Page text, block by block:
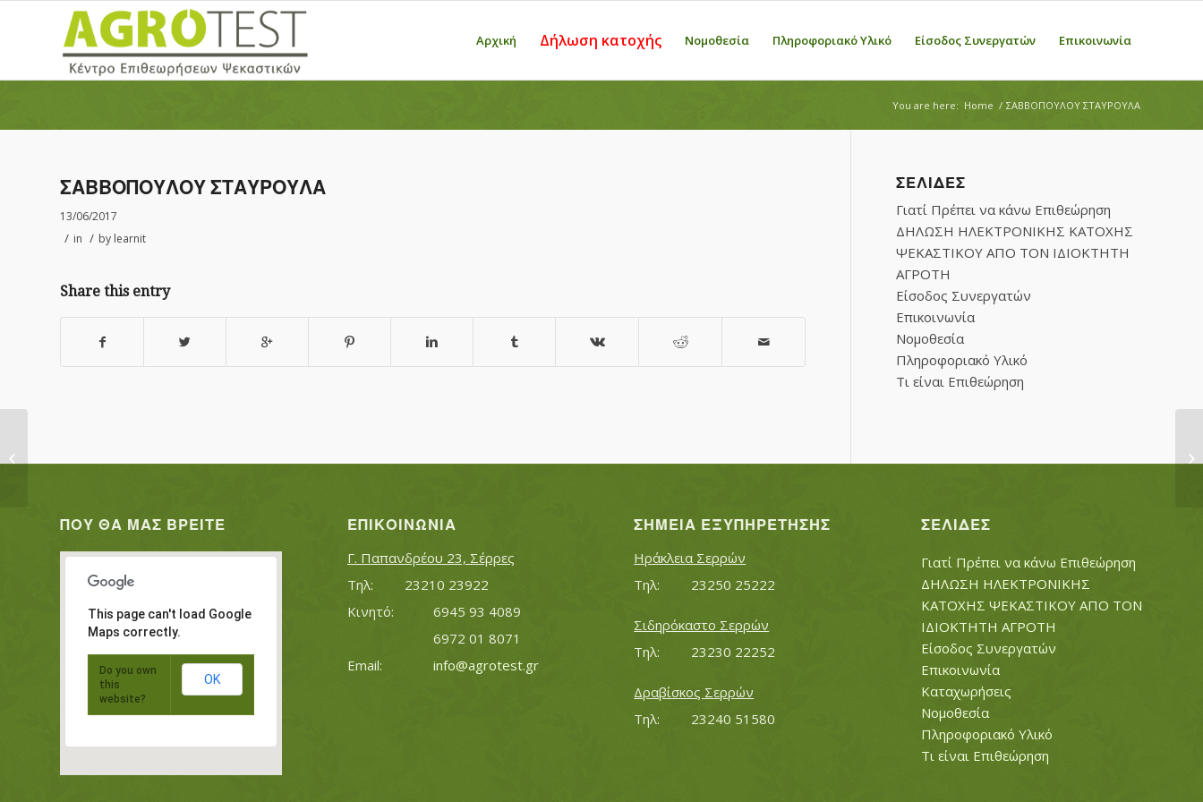
Αρχική Δήλωση κατοχής Νομοθεσία Πληροφοριακό Υλικό Είσοδος Συνεργατών Επικοινωνία
You are here: Home / ΣΑΒΒΟΠΟΥΛΟΥ ΣΤΑΥΡΟΥΛΑ
ΣΑΒΒΟΠΟΥΛΟΥ ΣΤΑΥΡΟΥΛΑ
13/06/2017
/ in / by learnit
Share this entry
ΣΕΛΊΔΕΣ
Γιατί Πρέπει να κάνω Επιθεώρηση
ΔΗΛΩΣΗ ΗΛΕΚΤΡΟΝΙΚΗΣ ΚΑΤΟΧΗΣ
ΨΕΚΑΣΤΙΚΟΥ ΑΠΟ ΤΟΝ ΙΔΙΟΚΤΗΤΗ
ΑΓΡΟΤΗ
Είσοδος Συνεργατών
Επικοινωνία
Νομοθεσία
Πληροφοριακό Υλικό
Τι είναι Επιθεώρηση
ΠΟΥ ΘΑ ΜΑΣ ΒΡΕΊΤΕ
This page can't load Google
Maps correctly.
Do you own
this
website?
OK
ΕΠΙΚΟΙΝΩΝΊΑ
Γ. Παπανδρέου 23, Σέρρες
Τηλ:		23210 23922
Κινητό:		6945 93 4089
			6972 01 8071
info@agrotest.gr
ΣΗΜΕΊΑ ΕΞΥΠΗΡΈΤΗΣΗΣ
Ηράκλεια Σερρών
Τηλ:		23250 25222
Σιδηρόκαστο Σερρών
Τηλ:		23230 22252
Δραβίσκος Σερρών
Τηλ:		23240 51580
ΣΕΛΊΔΕΣ
Γιατί Πρέπει να κάνω Επιθεώρηση
ΔΗΛΩΣΗ ΗΛΕΚΤΡΟΝΙΚΗΣ
ΚΑΤΟΧΗΣ ΨΕΚΑΣΤΙΚΟΥ ΑΠΟ ΤΟΝ
ΙΔΙΟΚΤΗΤΗ ΑΓΡΟΤΗ
Είσοδος Συνεργατών
Επικοινωνία
Καταχωρήσεις
Νομοθεσία
Πληροφοριακό Υλικό
Τι είναι Επιθεώρηση